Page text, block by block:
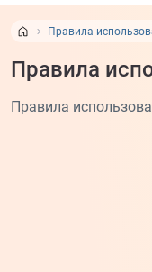
Правила
Правила
Правила